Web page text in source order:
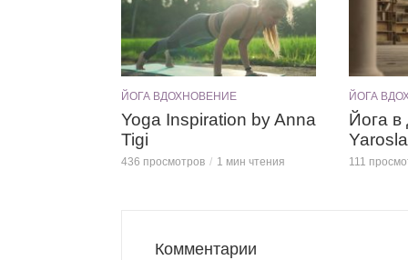
ЙОГА ВДОХНОВЕНИЕ
Yoga Inspiration by Anna
Tigi
436 просмотров 1 мин чтения
ЙОГА
Йога в
111
Комментарии